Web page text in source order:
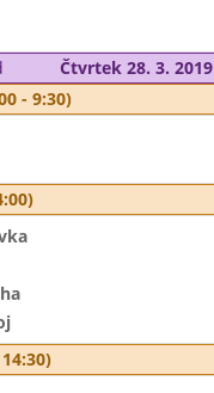
Čtvrtek 28. 3. 2019
- 9:30)